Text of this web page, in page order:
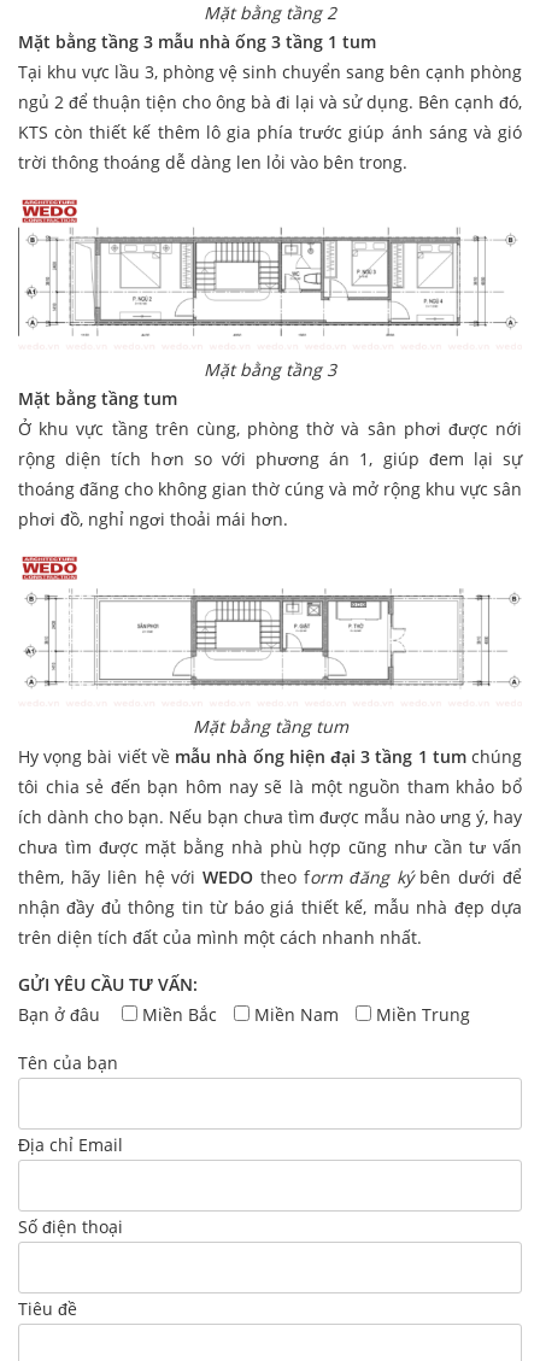
Mặt bằng tầng 2
Mặt bằng tầng 3 mẫu nhà ống 3 tầng 1 tum
Tại khu vực lầu 3, phòng vệ sinh chuyển sang bên cạnh phòng
ngủ 2 để thuận tiện cho ông bà đi lại và sử dụng. Bên cạnh đó,
KTS còn thiết kế thêm lô gia phía trước giúp ánh sáng và gió
trời thông thoáng dễ dàng len lỏi vào bên trong.
Mặt bằng tầng 3
Mặt bằng tầng tum
Ở khu vực tầng trên cùng, phòng thờ và sân phơi được nới
rộng diện tích hơn so với phương án 1, giúp đem lại sự
thoáng đãng cho không gian thờ cúng và mở rộng khu vực sân
phơi đồ, nghỉ ngơi thoải mái hơn.
Mặt bằng tầng tum
Hy vọng bài viết về mẫu nhà ống hiện đại 3 tầng 1 tumchúng
tôi chia sẻ đến bạn hôm nay sẽ là một nguồn tham khảo bổ
ích dành cho bạn. Nếu bạn chưa tìm được mẫu nào ưng ý, hay
chưa tìm được mặt bằng nhà phù hợp cũng như cần tư vấn
thêm, hãy liên hệ vớiWEDO theo form đăng ký bên dưới để
nhận đầy đủ thông tin từ báo giá thiết kế, mẫu nhà đẹp dựa
trên diện tích đất của mình một cách nhanh nhất.
GỬI YÊU CẦU TƯ VẤN:
Bạn ở đâu
Miền Bắc Miền Nam Miền Trung
Tên của bạn
Địa chỉ Email
Số điện thoại
Tiêu đề